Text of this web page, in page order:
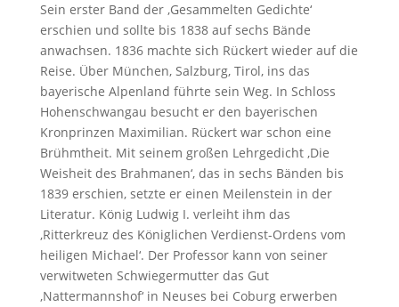
Sein erster Band der ‚Gesammelten Gedichte‘
erschien und sollte bis 1838 auf sechs Bände
anwachsen. 1836 machte sich Rückert wieder auf die
Reise. Über München, Salzburg, Tirol, ins das
bayerische Alpenland führte sein Weg. In Schloss
Hohenschwangau besucht er den bayerischen
Kronprinzen Maximilian. Rückert war schon eine
Brühmtheit. Mit seinem großen Lehrgedicht ‚Die
Weisheit des Brahmanen‘, das in sechs Bänden bis
1839 erschien, setzte er einen Meilenstein in der
Literatur. König Ludwig I. verleiht ihm das
‚Ritterkreuz des Königlichen Verdienst-Ordens vom
heiligen Michael‘. Der Professor kann von seiner
verwitweten Schwiegermutter das Gut
‚Nattermannshof‘ in Neuses bei Coburg erwerben